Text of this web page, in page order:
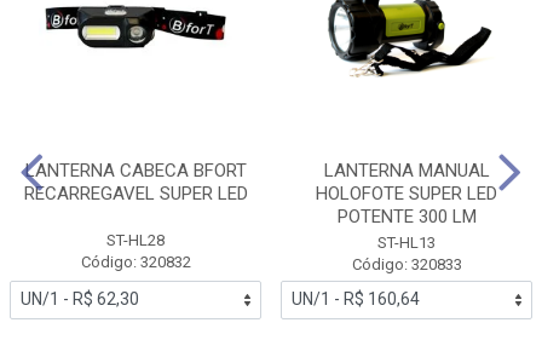
LANTERNA CABECA BFORT
RECARREGAVEL SUPER LED
ST-HL28
Código: 320832
LANTERNA MANUAL
HOLOFOTE SUPER LED
POTENTE 300 LM
ST-HL13
Código: 320833